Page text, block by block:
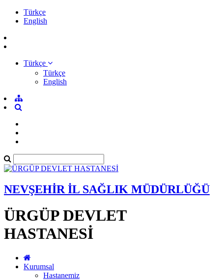
Türkçe
English
Türkçe
Türkçe
English
NEVŞEHİR İL SAĞLIK MÜDÜRLÜĞÜ
ÜRGÜP DEVLET
HASTANESİ
Kurumsal
Hastanemiz